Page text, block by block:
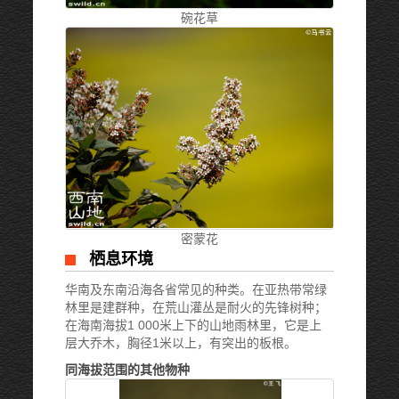
碗花草
密蒙花
栖息环境
华南及东南沿海各省常见的种类。在亚热带常绿
林里是建群种，在荒山灌丛是耐火的先锋树种；
在海南海拔1 000米上下的山地雨林里，它是上
层大乔木，胸径1米以上，有突出的板根。
同海拔范围的其他物种